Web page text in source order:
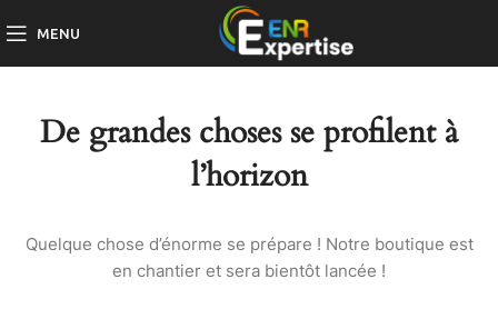
MENU
De grandes choses se profilent à
l’horizon
Quelque chose d’énorme se prépare ! Notre boutique est
en chantier et sera bientôt lancée !